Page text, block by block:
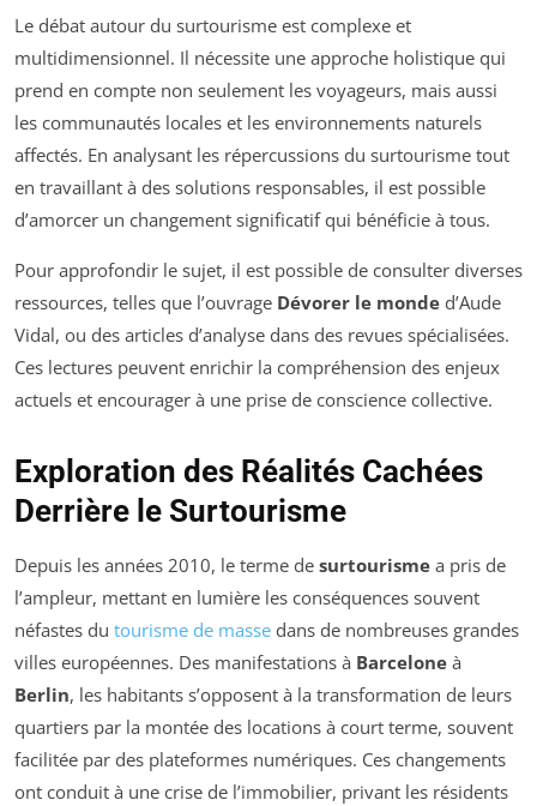
Le débat autour du surtourisme est complexe et
multidimensionnel. Il nécessite une approche holistique qui
prend en compte non seulement les voyageurs, mais aussi
les communautés locales et les environnements naturels
affectés. En analysant les répercussions du surtourisme tout
en travaillant à des solutions responsables, il est possible
d’amorcer un changement significatif qui bénéficie à tous.
Pour approfondir le sujet, il est possible de consulter diverses
ressources, telles que l’ouvrage Dévorer le monde d’Aude
Vidal, ou des articles d’analyse dans des revues spécialisées.
Ces lectures peuvent enrichir la compréhension des enjeux
actuels et encourager à une prise de conscience collective.
Exploration des Réalités Cachées
Derrière le Surtourisme
Depuis les années 2010, le terme de surtourisme a pris de
l’ampleur, mettant en lumière les conséquences souvent
néfastes du tourisme de masse dans de nombreuses grandes
villes européennes. Des manifestations à Barcelone à
Berlin, les habitants s’opposent à la transformation de leurs
quartiers par la montée des locations à court terme, souvent
facilitée par des plateformes numériques. Ces changements
ont conduit à une crise de l’immobilier, privant les résidents